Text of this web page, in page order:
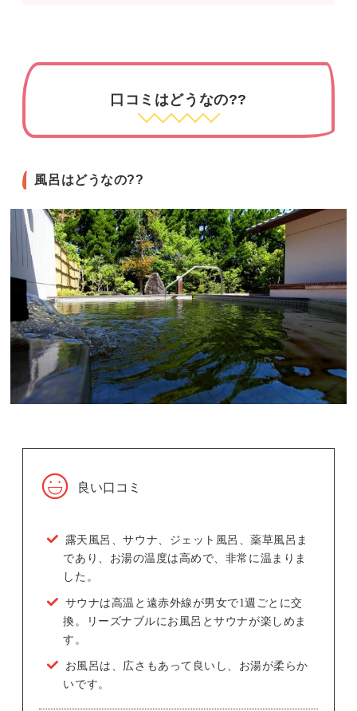
口コミはどうなの??
風呂はどうなの??
良い口コミ
露天風呂、サウナ、ジェット風呂、薬草風呂ま
であり、お湯の温度は高めで、非常に温まりま
した。
サウナは高温と遠赤外線が男女で1週ごとに交
換。リーズナブルにお風呂とサウナが楽しめま
す。
お風呂は、広さもあって良いし、お湯が柔らか
いです。